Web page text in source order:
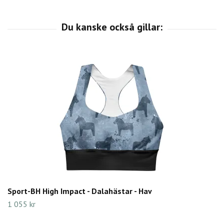
Sport-BH High Impact - Dalahästar - Hav
1 055 kr